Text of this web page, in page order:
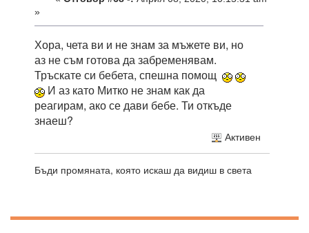
»
Хора, чета ви и не знам за мъжете ви, но
аз не съм готова да забременявам.
Тръскате си бебета, спешна помощ
И аз като Митко не знам как да
реагирам, ако се дави бебе. Ти откъде
знаеш?
Активен
Бъди промяната, която искаш да видиш в света